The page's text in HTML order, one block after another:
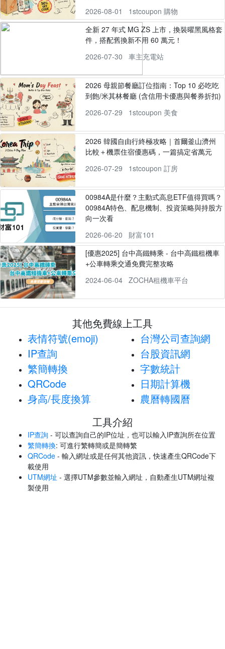
2026-08-01
1stcoupon 購物
全新 27 年式 MG ZS 上市，換裝曜黑風格套
件，搭配舊換新不用 60 萬元！
2026-07-30
車主充電站
2026 母親節餐廳訂位指南：Top 10 必吃吃
到飽/米其林餐廳 (含信用卡優惠與餐券折扣)
2026-07-29
1stcoupon 美食
2026 韓國自由行終極攻略｜首爾釜山濟州
比較＋機票住宿優惠碼，一篇搞定省萬元
2026-07-29
1stcoupon 訂房
00984A是什麼？主動式高息ETF值得買嗎？
00984A特色、配息機制、投資策略與持股方
向一次看
2026-06-20
財富101
[優惠2025] 台中高鐵轉乘 - 台中高鐵租機車
+公車轉乘交通免費完整攻略
2024-06-04
ZOCHA租機車平台
其他免費線上工具
表情符號(emoji)
IP查詢
繁簡轉換
QRCode
身高/長度換算
台灣公司查詢網
台股資訊網
字數統計
日期計算機
農曆轉國曆
工具介紹
IP查詢 - 可以查詢自己的IP位址，也可以輸入IP查詢所在位置
繁簡轉換: 可進行繁轉簡或是簡轉繁
QRCode - 輸入網址或是任何其他資訊，快速產生QRCode下
載使用
UTM網址 - 選擇UTM參數並輸入網址，自動產生UTM網址複
製使用